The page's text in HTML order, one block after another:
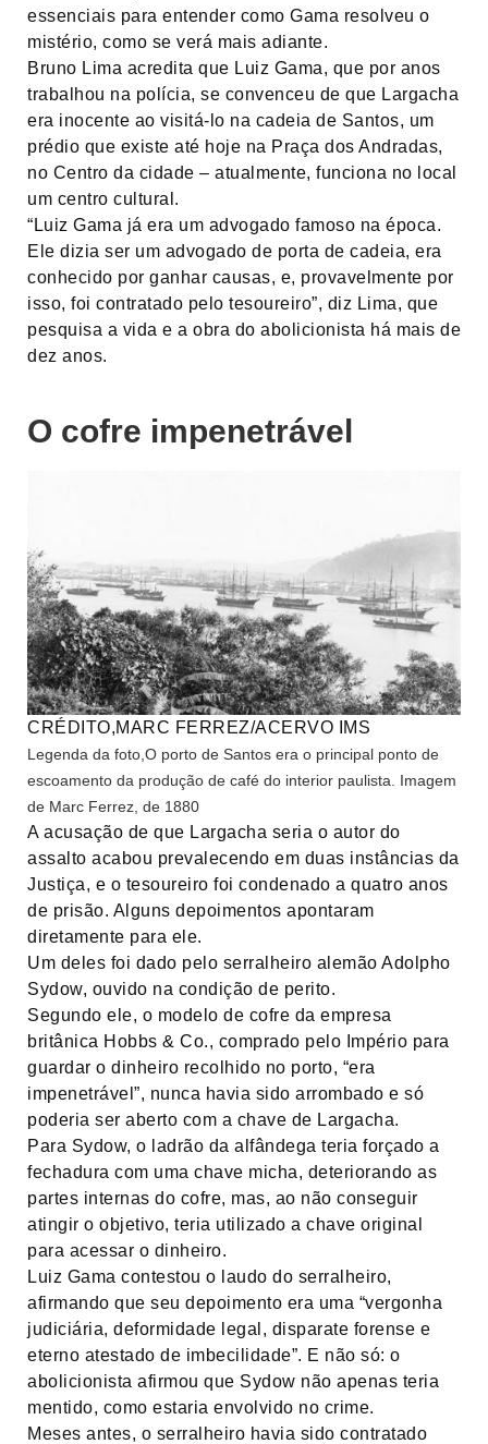
essenciais para entender como Gama resolveu o
mistério, como se verá mais adiante.
Bruno Lima acredita que Luiz Gama, que por anos
trabalhou na polícia, se convenceu de que Largacha
era inocente ao visitá-lo na cadeia de Santos, um
prédio que existe até hoje na Praça dos Andradas,
no Centro da cidade – atualmente, funciona no local
um centro cultural.
“Luiz Gama já era um advogado famoso na época.
Ele dizia ser um advogado de porta de cadeia, era
conhecido por ganhar causas, e, provavelmente por
isso, foi contratado pelo tesoureiro”, diz Lima, que
pesquisa a vida e a obra do abolicionista há mais de
dez anos.
O cofre impenetrável
CRÉDITO,MARC FERREZ/ACERVO IMS
Legenda da foto, O porto de Santos era o principal ponto de
escoamento da produção de café do interior paulista. Imagem
de Marc Ferrez, de 1880
A acusação de que Largacha seria o autor do
assalto acabou prevalecendo em duas instâncias da
Justiça, e o tesoureiro foi condenado a quatro anos
de prisão. Alguns depoimentos apontaram
diretamente para ele.
Um deles foi dado pelo serralheiro alemão Adolpho
Sydow, ouvido na condição de perito.
Segundo ele, o modelo de cofre da empresa
britânica Hobbs & Co., comprado pelo Império para
guardar o dinheiro recolhido no porto, “era
impenetrável”, nunca havia sido arrombado e só
poderia ser aberto com a chave de Largacha.
Para Sydow, o ladrão da alfândega teria forçado a
fechadura com uma chave micha, deteriorando as
partes internas do cofre, mas, ao não conseguir
atingir o objetivo, teria utilizado a chave original
para acessar o dinheiro.
Luiz Gama contestou o laudo do serralheiro,
afirmando que seu depoimento era uma “vergonha
judiciária, deformidade legal, disparate forense e
eterno atestado de imbecilidade”. E não só: o
abolicionista afirmou que Sydow não apenas teria
mentido, como estaria envolvido no crime.
Meses antes, o serralheiro havia sido contratado